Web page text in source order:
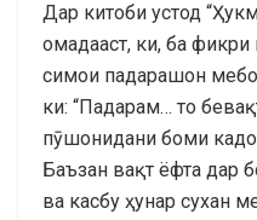
Дар китоби устод
омадааст, ки, ба
симои падарашон
ки: “Падарам… то
пӯшонидани боми
Баъзан вақт ёфта дар
ва касбу ҳунар сухан